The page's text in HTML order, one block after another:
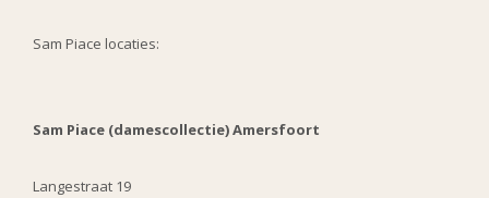
Sam Piace locaties:
Sam Piace (damescollectie) Amersfoort
Langestraat 19